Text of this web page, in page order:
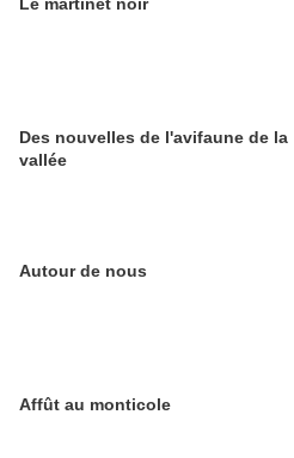
Des nouvelles de l'avifaune de la
vallée
Autour de nous
Affût au monticole